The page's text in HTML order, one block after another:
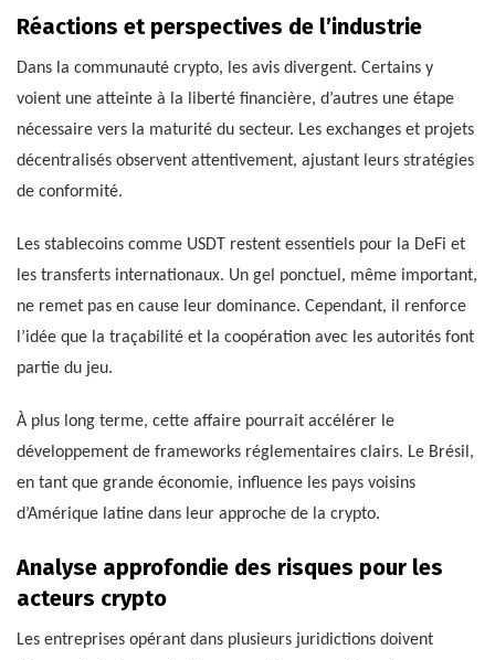
Réactions et perspectives de l’industrie
Dans la communauté crypto, les avis divergent. Certains y
voient une atteinte à la liberté financière, d’autres une étape
nécessaire vers la maturité du secteur. Les exchanges et projets
décentralisés observent attentivement, ajustant leurs stratégies
de conformité.
Les stablecoins comme USDT restent essentiels pour la DeFi et
les transferts internationaux. Un gel ponctuel, même important,
ne remet pas en cause leur dominance. Cependant, il renforce
l’idée que la traçabilité et la coopération avec les autorités font
partie du jeu.
À plus long terme, cette affaire pourrait accélérer le
développement de frameworks réglementaires clairs. Le Brésil,
en tant que grande économie, influence les pays voisins
d’Amérique latine dans leur approche de la crypto.
Analyse approfondie des risques pour les
acteurs crypto
Les entreprises opérant dans plusieurs juridictions doivent